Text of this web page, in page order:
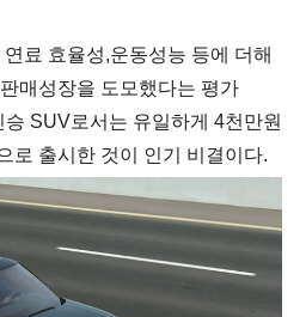
료 효율성,운동성능 등에 더해
매성장을 도모했다는 평가
승 SUV로서는 유일하게 4천만원
로 출시한 것이 인기 비결이다.